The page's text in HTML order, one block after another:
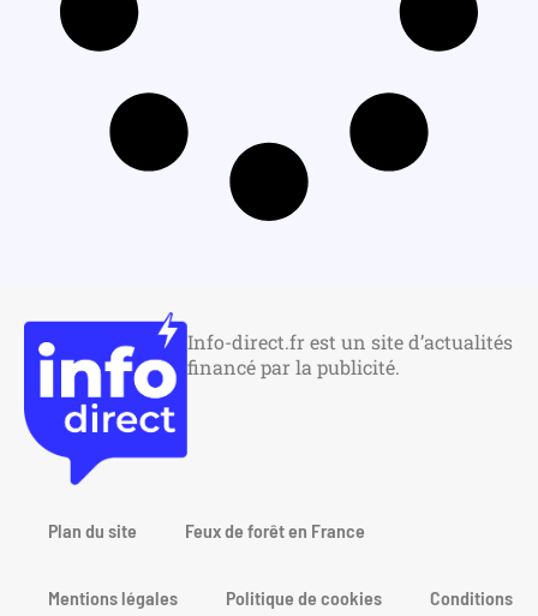
Info-direct.fr est un site d’actualités
financé par la publicité.
Plan du site Feux de forêt en France
Mentions légales Politique de cookies Conditions